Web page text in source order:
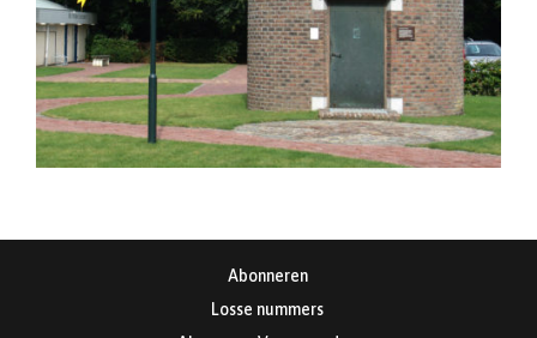
Abonneren
Losse nummers